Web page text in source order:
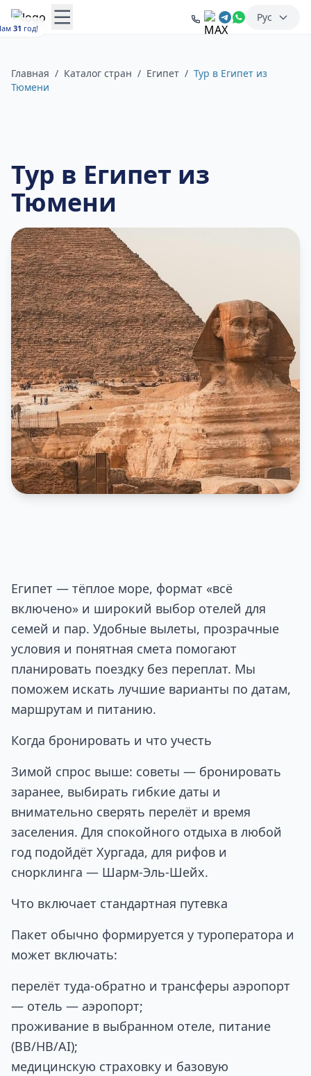
31 год!
Рус
Главная / Каталог стран / Египет / Тур в Египет из
Тюмени
Тур в Египет из
Тюмени
Египет — тёплое море, формат «всё
включено» и широкий выбор отелей для
семей и пар. Удобные вылеты, прозрачные
условия и понятная смета помогают
планировать поездку без переплат. Мы
поможем искать лучшие варианты по датам,
маршрутам и питанию.
Когда бронировать и что учесть
Зимой спрос выше: советы — бронировать
заранее, выбирать гибкие даты и
внимательно сверять перелёт и время
заселения. Для спокойного отдыха в любой
год подойдёт Хургада, для рифов и
снорклинга — Шарм‑Эль‑Шейх.
Что включает стандартная путевка
Пакет обычно формируется у туроператора и
может включать:
перелёт туда‑обратно и трансферы аэропорт
— отель — аэропорт;
проживание в выбранном отеле, питание
(BB/HB/AI);
медицинскую страховку и базовую